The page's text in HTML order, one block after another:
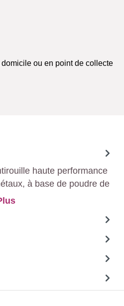
domicile ou en point de collecte
haute performance
à base de poudre de
phosphate de zinc.